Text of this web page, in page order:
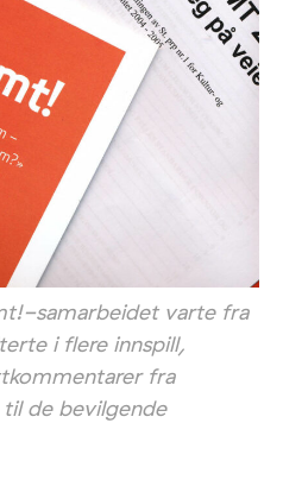
samarbeidet varte fra
i flere innspill,
fra
til de bevilgende